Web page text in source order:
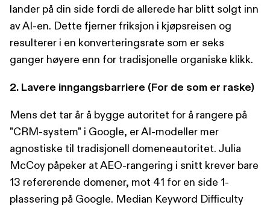
lander på din side fordi de allerede har blitt solgt inn
av AI-en. Dette fjerner friksjon i kjøpsreisen og
resulterer i en konverteringsrate som er seks
ganger høyere enn for tradisjonelle organiske klikk.
2. Lavere inngangsbarriere (For de som er raske)
Mens det tar år å bygge autoritet for å rangere på
"CRM-system" i Google, er AI-modeller mer
agnostiske til tradisjonell domeneautoritet. Julia
McCoy påpeker at AEO-rangering i snitt krever bare
13 refererende domener, mot 41 for en side 1-
plassering på Google. Median Keyword Difficulty